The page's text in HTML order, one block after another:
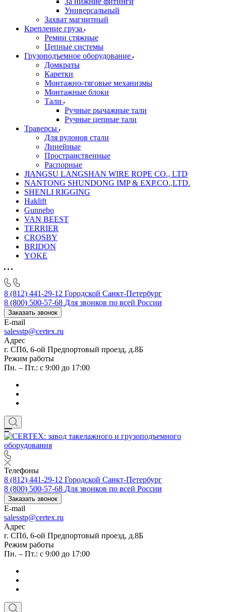
Универсальный
Захват магнитный
Крепление груза
Ремни стяжные
Цепные системы
Грузоподъемное оборудование
Домкраты
Каретки
Монтажно-тяговые механизмы
Монтажные блоки
Тали
Ручные рычажные тали
Ручные цепные тали
Траверсы
Для рулонов стали
Линейные
Пространственные
Распорные
JIANGSU LANGSHAN WIRE ROPE CO., LTD
NANTONG SHUNDONG IMP & EXP.CO.,LTD.
SHENLI RIGGING
Haklift
Gunnebo
VAN BEEST
TERRIER
CROSBY
BRIDON
YOKE
8 (812) 441-29-12 Городской Санкт-Петербург
8 (800) 500-57-68 Для звонков по всей России
Заказать звонок
E-mail
salesstp@certex.ru
Адрес
г. СПб, 6-ой Предпортовый проезд, д.8Б
Режим работы
Пн. – Пт.: с 9:00 до 17:00
Телефоны
8 (812) 441-29-12 Городской Санкт-Петербург
8 (800) 500-57-68 Для звонков по всей России
Заказать звонок
E-mail
salesstp@certex.ru
Адрес
г. СПб, 6-ой Предпортовый проезд, д.8Б
Режим работы
Пн. – Пт.: с 9:00 до 17:00